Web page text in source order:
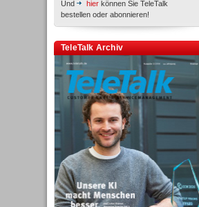
Und
hier können Sie TeleTalk
bestellen oder abonnieren!
TeleTalk Archiv
Inbound
Inbound